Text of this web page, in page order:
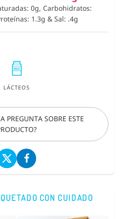
0g, Carbohidratos:
1.3g & Sal: .4g
LÁCTEOS
PREGUNTA SOBRE ESTE
CON CUIDADO